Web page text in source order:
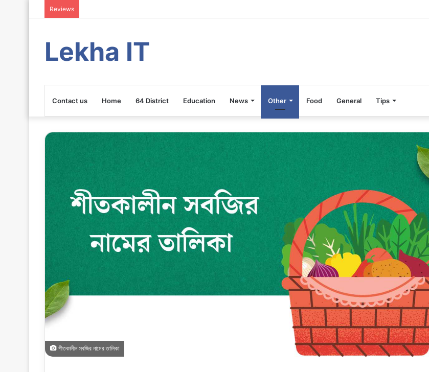
Reviews
Lekha IT
Contact us Home 64 District Education News Other Food General Tips
শীতকালীন সবজির নামের তালিকা